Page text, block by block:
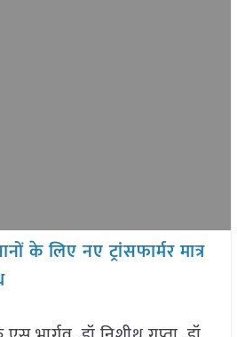
के लिए नए ट्रांसफार्मर मात्र